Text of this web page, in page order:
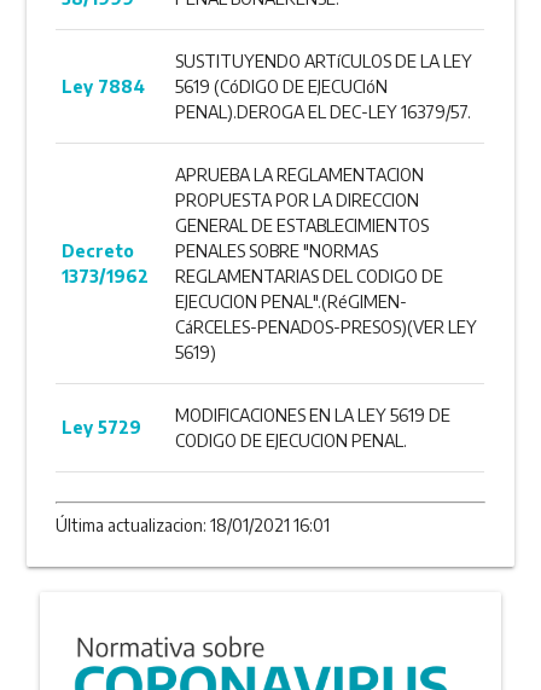
Ley 7884
SUSTITUYENDO ARTíCULOS DE LA LEY
5619 (CóDIGO DE EJECUCIóN
PENAL).DEROGA EL DEC-LEY 16379/57.
Decreto
1373/1962
APRUEBA LA REGLAMENTACION
PROPUESTA POR LA DIRECCION
GENERAL DE ESTABLECIMIENTOS
PENALES SOBRE "NORMAS
REGLAMENTARIAS DEL CODIGO DE
EJECUCION PENAL".(RéGIMEN-
CáRCELES-PENADOS-PRESOS)(VER LEY
5619)
Ley 5729
MODIFICACIONES EN LA LEY 5619 DE
CODIGO DE EJECUCION PENAL.
Última actualizacion: 18/01/2021 16:01